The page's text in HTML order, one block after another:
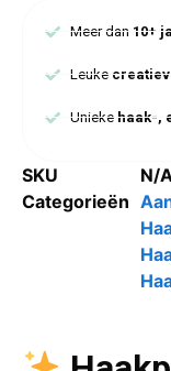
Meer dan 10+
Leuke
Uniekehaak-,
SKU
N/
Categorieën